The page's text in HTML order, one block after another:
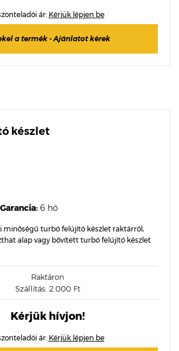
ár: Kérjük lépjen be
a termék - Ajánlatot kérek
készlet
Garancia: 6 hó
minőségű turbó felújító készlet raktárról,
alap vagy bővített turbó felújító készlet
Raktáron
Szállítás: 2.000 Ft
Kérjük hívjon!
ár: Kérjük lépjen be